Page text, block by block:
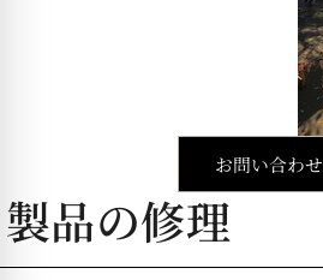
お問い合わせ
製品の修理